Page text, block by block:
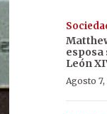
esposa
León
Agosto 7,